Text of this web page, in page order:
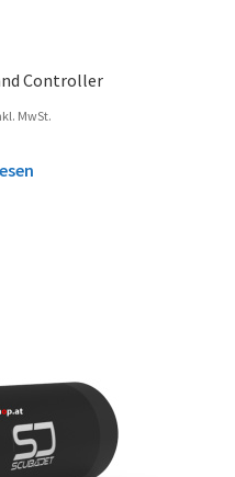
Controller
MwSt.